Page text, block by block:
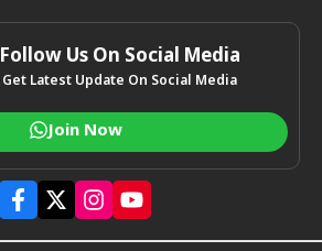
Follow Us On Social Media
Get Latest Update On Social Media
Join Now